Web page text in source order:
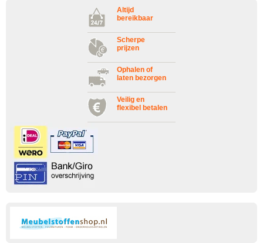
Altijd
bereikbaar
Scherpe
prijzen
Ophalen of
laten bezorgen
Veilig en
flexibel betalen